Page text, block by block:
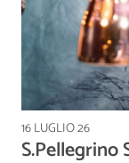
16 LUGLIO 26
S.Pellegrino